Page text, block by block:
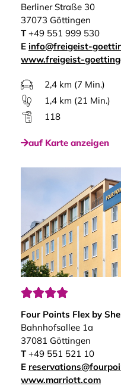
Berliner Straße 30
37073 Göttingen
T+49 551 999 530
E info@freigeist-
www.freigeist-
2,4 km (7 Min.)
1,4 km (21 Min.)
118
auf Karte anzeigen

Four Points Flex by
Bahnhofsallee 1a
37081 Göttingen
T+49 551 521 10
E
www.marriott.com